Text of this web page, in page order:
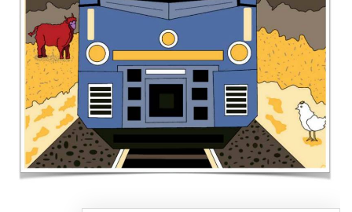
Copyright ©2026 Todos los derechos reservados | La Jornada
Maya